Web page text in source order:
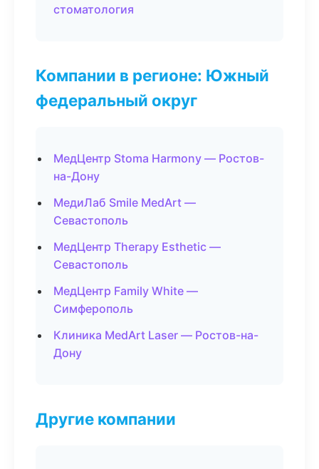
стоматология
Компании в регионе: Южный
федеральный округ
МедЦентр Stoma Harmony — Ростов-
на-Дону
МедиЛаб Smile MedArt —
Севастополь
МедЦентр Therapy Esthetic —
Севастополь
МедЦентр Family White —
Симферополь
Клиника MedArt Laser — Ростов-на-
Дону
Другие компании